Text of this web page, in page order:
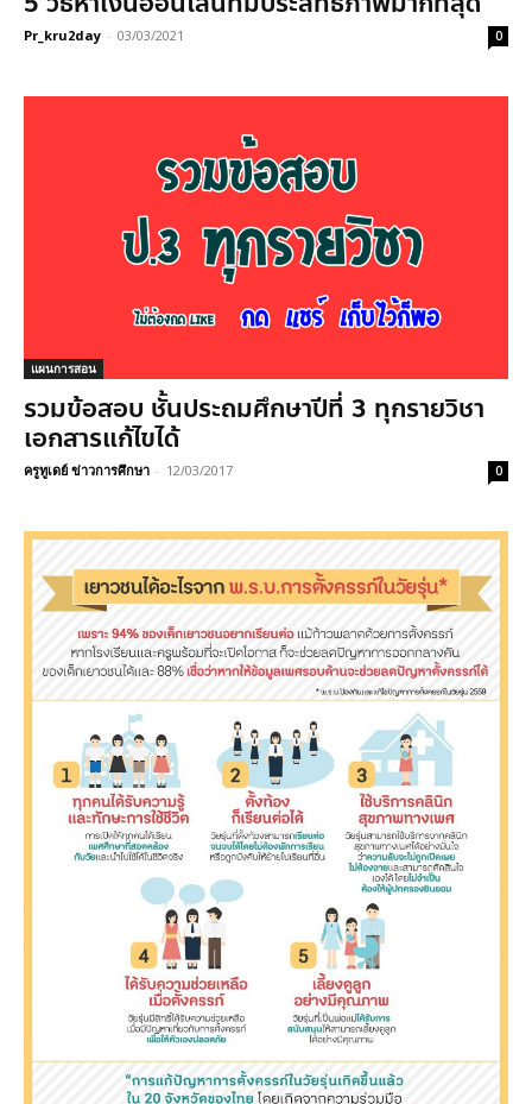
Pr_kru2day - 03/03/2021 0
แผนการสอน
รวมข้อสอบ ชั้นประถมศึกษาปีที่ 3 ทุกรายวิชา
เอกสารแก้ไขได้
ครูทูเดย์ ข่าวการศึกษา - 12/03/2017 0